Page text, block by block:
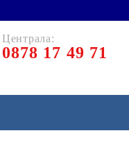
Централа:
0878 17 49 71